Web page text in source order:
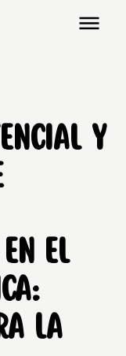
Y
EL
LA